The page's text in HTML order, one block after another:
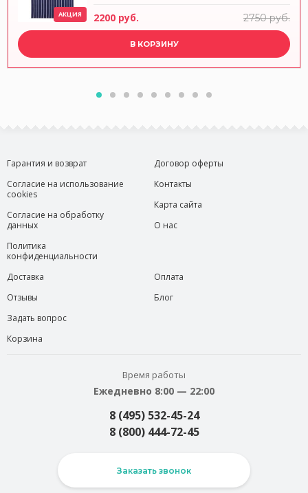
АКЦИЯ 2200 руб. 2750 руб.
В КОРЗИНУ
Гарантия и возврат
Согласие на использование
cookies
Согласие на обработку
данных
Политика
конфиденциальности
Договор оферты
Контакты
Карта сайта
О нас
Доставка
Отзывы
Задать вопрос
Корзина
Оплата
Блог
Время работы
Ежедневно 8:00 — 22:00
8 (495) 532-45-24
8 (800) 444-72-45
Заказать звонок